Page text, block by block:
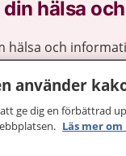
hälsa
hälsa och
kontakta. Logga
Ring
runt.
må bättre.
använder
ge dig en förbättrad
Läs mer